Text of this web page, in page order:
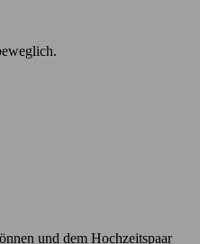
und dem Hochzeitspaar